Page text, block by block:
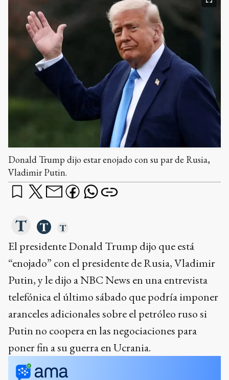
Donald Trump dijo estar enojado con su par de Rusia,
Vladimir Putin.
El presidente Donald Trump dijo que está
“enojado” con el presidente de Rusia, Vladimir
Putin, y le dijo a NBC News en una entrevista
telefónica el último sábado que podría imponer
aranceles adicionales sobre el petróleo ruso si
Putin no coopera en las negociaciones para
poner fin a su guerra en Ucrania.